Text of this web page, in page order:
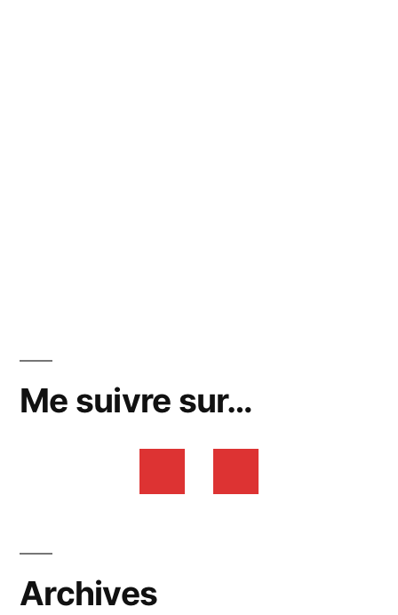
Me suivre sur…
Archives